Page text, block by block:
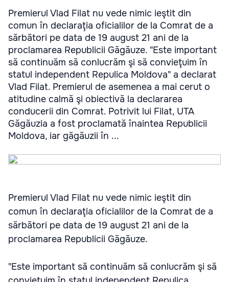
Premierul Vlad Filat nu vede nimic ieştit din
comun în declaraţia oficialilor de la Comrat de a
sărbători pe data de 19 august 21 ani de la
proclamarea Republicii Găgăuze. "Este important
să continuăm să conlucrăm şi să convieţuim în
statul independent Repulica Moldova" a declarat
Vlad Filat. Premierul de asemenea a mai cerut o
atitudine calmă şi obiectivă la declararea
conducerii din Comrat. Potrivit lui Filat, UTA
Găgăuzia a fost proclamată înaintea Republicii
Moldova, iar găgăuzii în ...
Premierul Vlad Filat nu vede nimic ieştit din
comun în declaraţia oficialilor de la Comrat de a
sărbători pe data de 19 august 21 ani de la
proclamarea Republicii Găgăuze.
"Este important să continuăm să conlucrăm şi să